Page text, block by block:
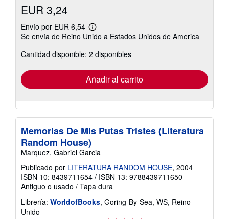
EUR 3,24
Envío por EUR 6,54
Más
información
las
tarifas
envío
Se envía de Reino Unido a Estados Unidos de America
Cantidad disponible: 2 disponibles
Añadir al carrito
Memorias De Mis Putas Tristes (Literatura
Random House)
Marquez, Gabriel Garcia
Publicado por LITERATURA RANDOM HOUSE, 2004
ISBN 10: 8439711654 / ISBN 13: 9788439711650
Antiguo o usado / Tapa dura
Librería: WorldofBooks, Goring-By-Sea, WS, Reino
Unido